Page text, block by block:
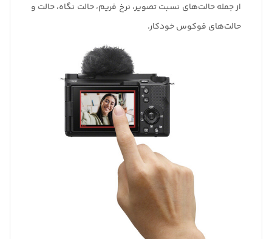
از جمله حالت‌های نسبت تصویر، نرخ فریم، حالت نگاه، حالت و
حالت‌های فوکوس خودکار.